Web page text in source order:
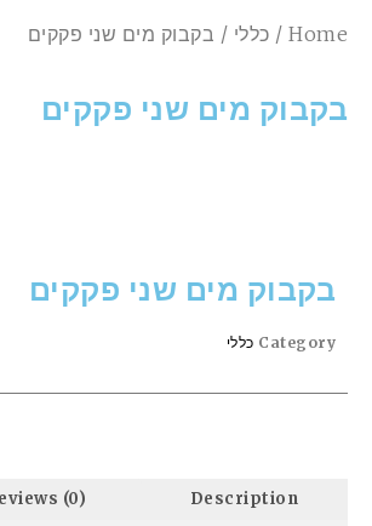
Home
/ כללי / בקבוק מים שני פקקים
בקבוק מים שני פקקים
בקבוק מים שני פקקים
Category כללי
Description
(0)